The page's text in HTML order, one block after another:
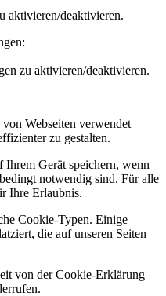
aktivieren/deaktivieren.
zu aktivieren/deaktivieren.
Webseiten verwendet
zu gestalten.
Gerät speichern, wenn
notwendig sind. Für alle
Ihre Erlaubnis.
Cookie-Typen. Einige
die auf unseren Seiten
von der Cookie-Erklärung